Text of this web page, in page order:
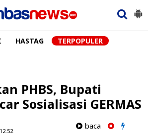
HASTAG TERPOPULER
PHBS, Bupati
Sosialisasi GERMAS
baca